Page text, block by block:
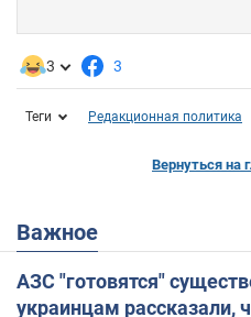
3 3
Теги Редакционная политика
Вернуться на
Важное
АЗС "готовятся"
украинцам рассказали,